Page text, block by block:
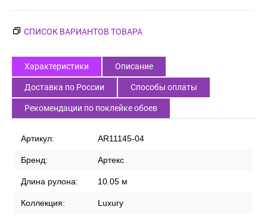
СПИСОК ВАРИАНТОВ ТОВАРА
Характеристики Описание
Доставка по России Способы оплаты
Рекомендации по поклейке обоев
Артикул: AR11145-04
Бренд: Артекс
Длина рулона: 10.05 м
Коллекция: Luxury